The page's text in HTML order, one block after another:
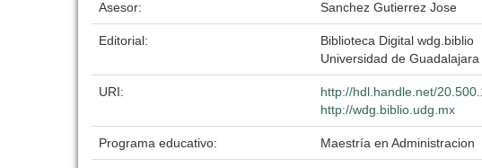
Asesor: Sanchez Gutierrez Jose
Editorial:
Biblioteca Digital wdg.biblio
Universidad de Guadalajara
URI:
http://hdl.handle.net/
http://wdg.biblio.udg.mx
Programa educativo: Maestría en Administracion